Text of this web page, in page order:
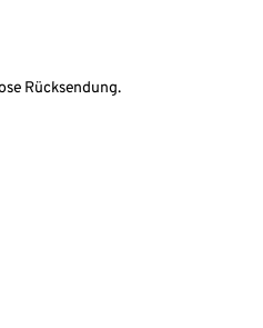
Rücksendung.